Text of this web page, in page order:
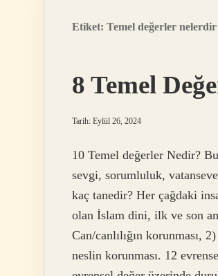
Etiket: Temel değerler
8 Temel
Tarih: Eylül 26, 2024
10 Temel değerler Nedir?
sevgi, sorumluluk,
kaç tanedir? Her çağdaki
olan İslam dini, ilk ve son
Can/canlılığın korunması,
neslin korunması. 12